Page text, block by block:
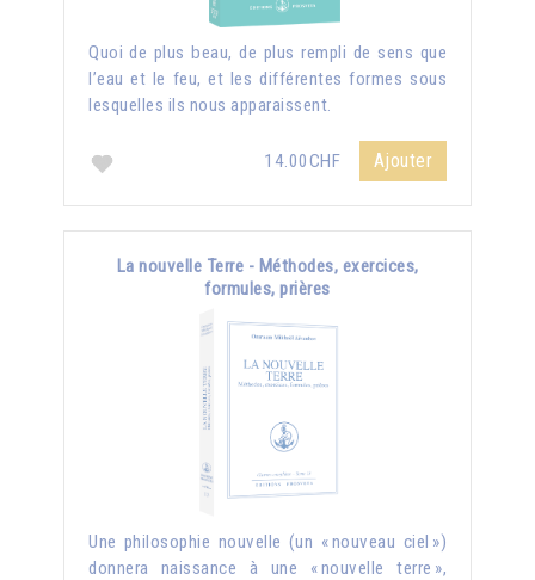
Quoi de plus beau, de plus rempli de sens que
l’eau et le feu, et les différentes formes sous
lesquelles ils nous apparaissent.
14.00CHF Ajouter
La nouvelle Terre - Méthodes, exercices,
formules, prières
Une philosophie nouvelle (un « nouveau ciel »)
donnera naissance à une « nouvelle terre »,